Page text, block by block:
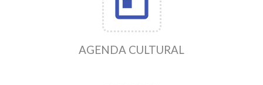
AGENDA CULTURAL